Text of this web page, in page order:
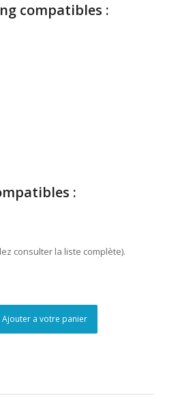
compatibles :
:
consulter la liste complète).
Ajouter a votre panier